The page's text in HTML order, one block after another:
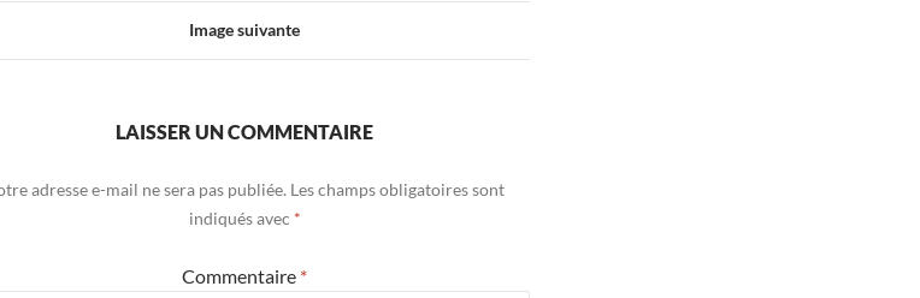
Image suivante
LAISSER UN COMMENTAIRE
adresse e-mail ne sera pas publiée. Les champs obligatoires sont
indiqués avec *
Commentaire *